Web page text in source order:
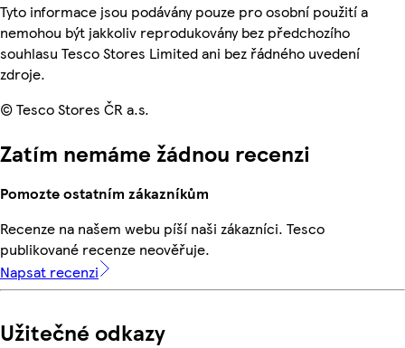
Tyto informace jsou podávány pouze pro osobní použití a
nemohou být jakkoliv reprodukovány bez předchozího
souhlasu Tesco Stores Limited ani bez řádného uvedení
zdroje.
© Tesco Stores ČR a.s.
Zatím nemáme žádnou recenzi
Pomozte ostatním zákazníkům
Recenze na našem webu píší naši zákazníci. Tesco
publikované recenze neověřuje.
Napsat recenzi
Užitečné odkazy